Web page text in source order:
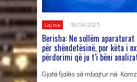
Lajme 18/04/2025
Berisha: Ne sollëm
për shëndetësinë, por këta i
përdorimi që ju t’i bëni
Gjatë fjalës së mbajtur në